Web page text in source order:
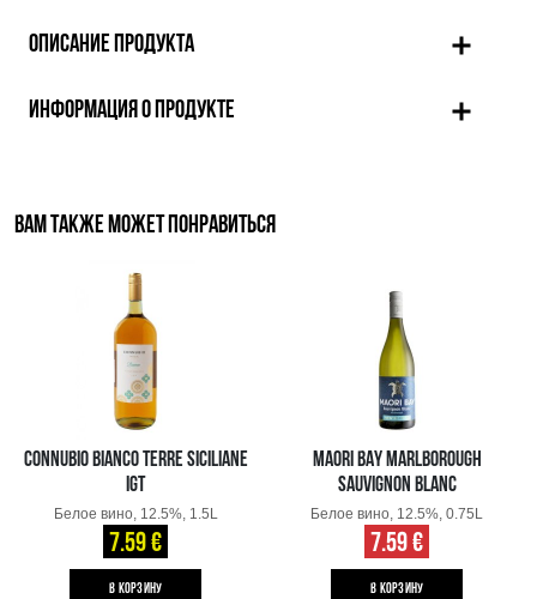
ОПИСАНИЕ ПРОДУКТА
ИНФОРМАЦИЯ О ПРОДУКТЕ
ВАМ ТАКЖЕ МОЖЕТ ПОНРАВИТЬСЯ
CONNUBIO BIANCO TERRE SICILIANE
IGT
Белое вино, 12.5%, 1.5L
7.59 €
B КОРЗИНУ
MAORI BAY MARLBOROUGH
SAUVIGNON BLANC
Белое вино, 12.5%, 0.75L
7.59 €
B КОРЗИНУ